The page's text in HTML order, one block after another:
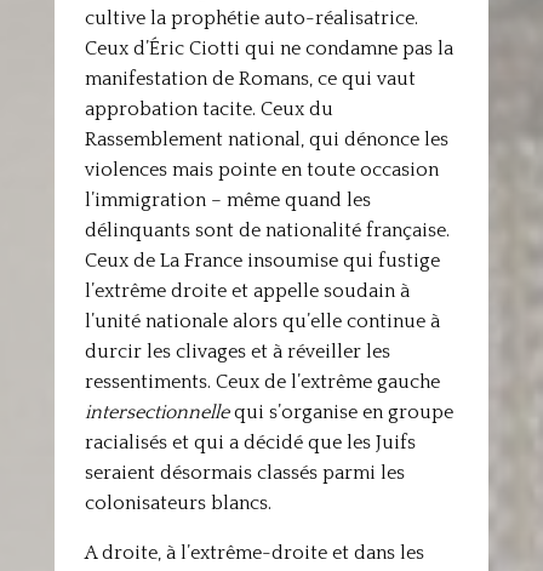
cultive la prophétie auto-réalisatrice.
Ceux d’Éric Ciotti qui ne condamne pas la
manifestation de Romans, ce qui vaut
approbation tacite. Ceux du
Rassemblement national, qui dénonce les
violences mais pointe en toute occasion
l’immigration – même quand les
délinquants sont de nationalité française.
Ceux de La France insoumise qui fustige
l’extrême droite et appelle soudain à
l’unité nationale alors qu’elle continue à
durcir les clivages et à réveiller les
ressentiments. Ceux de l’extrême gauche
intersectionnellequi s’organise en groupe
racialisés et qui a décidé que les Juifs
seraient désormais classés parmi les
colonisateurs blancs.
A droite, à l’extrême-droite et dans les